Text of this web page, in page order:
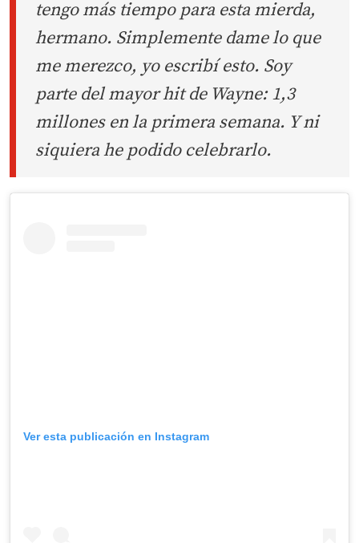
tengo más tiempo para esta mierda,
hermano. Simplemente dame lo que
me merezco, yo escribí esto. Soy
parte del mayor hit de Wayne: 1,3
millones en la primera semana. Y ni
siquiera he podido celebrarlo.
Ver esta publicación en Instagram